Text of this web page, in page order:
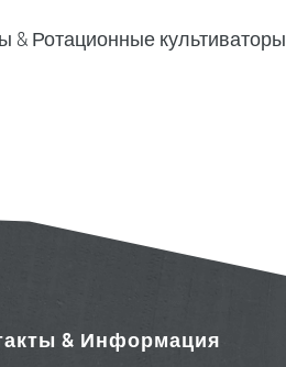
& Ротационные культиваторы
& Информация